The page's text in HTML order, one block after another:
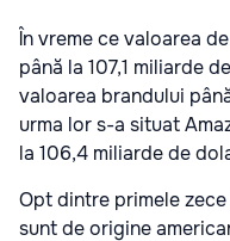
În vreme ce valoarea
până la 107,1 miliarde
valoarea brandului
urma lor s-a situat
la 106,4 miliarde de
Opt dintre primele
sunt de origine